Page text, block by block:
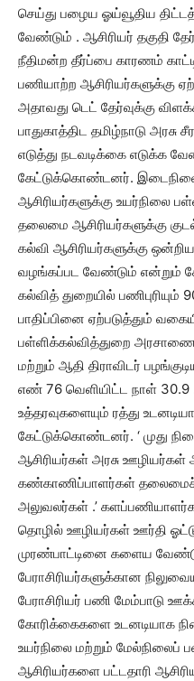
செய்து பழைய ஓய்வூதிய
வேண்டும் . ஆசிரியர் தகுதி
நீதிமன்ற தீர்ப்பை காரணம்
பணியாற்ற ஆசிரியர்களுக்கு
அதாவது டெட் தேர்வுக்கு
பாதுகாத்திட தமிழ்நாடு அரசு
எடுத்து நடவடிக்கை எடுக்க
கேட்டுக்கொண்டனர். இடைநிலை
ஆசிரியர்களுக்கு உயர்நிலை
தலைமை ஆசிரியர்களுக்கு
கல்வி ஆசிரியர்களுக்கு
வழங்கப்பட வேண்டும்
கல்வித் துறையில் பணிபுரியும்
பாதிப்பினை ஏற்படுத்தும்
பள்ளிக்கல்வித்துறை
மற்றும் ஆதி திராவிடர்
எண் 76 வெளியிட்ட நாள்
உத்தரவுகளையும் ரத்து
கேட்டுக்கொண்டனர். ‘ முது
ஆசிரியர்கள் அரசு ஊழியர்கள்
கண்காணிப்பாளர்கள் தலைமைச்
அலுவலர்கள் .’
தொழில் ஊழியர்கள் ஊர்தி
முரண்பாட்டினை களைய
பேராசிரியர்களுக்கான
பேராசிரியர் பணி மேம்பாடு
கோரிக்கைகளை உடனடியாக
உயர்நிலை மற்றும் மேல்நிலைப்
ஆசிரியர்களை பட்டதாரி